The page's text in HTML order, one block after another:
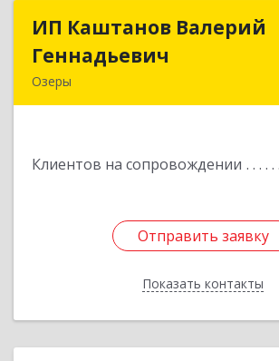
ИП Каштанов Валерий
Геннадьевич
Озеры
Клиентов на сопровождении
Отправить заявку
Показать контакты
ИП Каштанов
Отправить заявку
Назад